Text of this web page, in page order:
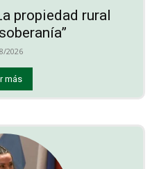
propiedad rural
2026
más